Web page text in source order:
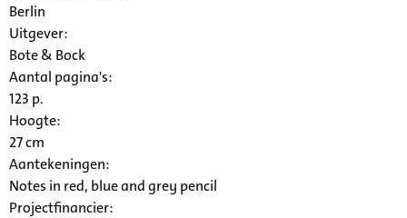
Berlin
Uitgever:
Bote & Bock
Aantal pagina's:
123 p.
Hoogte:
27 cm
Aantekeningen:
Notes in red, blue and grey pencil
Projectfinancier: